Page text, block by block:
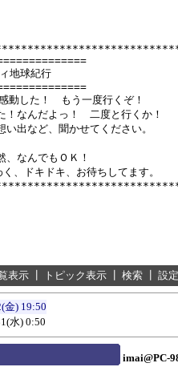
地球紀行
した！　もう一度行くぞ！
んだよっ！　二度と行くか！
など、聞かせてください。
でもＯＫ！
待ちしてます。
表示 トピック表示 検索 設定
金) 19:50
水) 0:50
imai@PC-